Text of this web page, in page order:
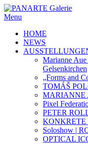
Menu
HOME
NEWS
Marianne
Gelsenkirchen
„Forms and
TOMÁŠ
MARIANNE
Pixel
PETER
KONKRETE
Soloshow |
OPTICAL